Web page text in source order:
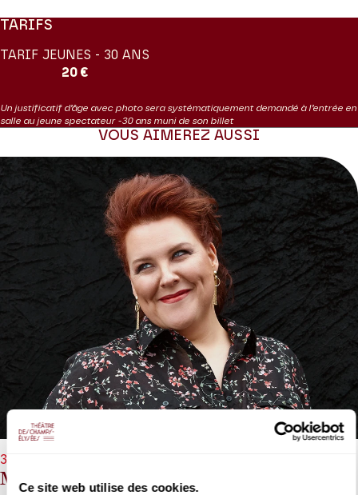
Ce site web utilise des cookies.
nouveau manteau vocal et orchestral. Les versions de Gluck
temps de nombreuses adaptations et corrections. À la fin des
années 1850, on confie à Berlioz la tâche de reprendre l’ouvrage
réputée pour son ambitus, passant aisément de contralto à
soprano. Berlioz conserve la partition française mais transpose la
harmonise les tonalités notamment pour les adapter aux
instruments de son époque.
C’est donc cette version XIXe siècle que nous proposent
Speranza Scappucci et Les Siècles, ensemble spécialisé dans
l’interprétation historiquement informée et rompu au répertoire
berlozien. Pour mettre en scène cette allégorie de la musique et
de la poésie, l’américain Ted Huffman, récemment nommé
directeur du Festival d’Aix-en-Provence, qui par son sens de
l’épure saura sonder au plus profond ce drame de l’intime. Et qui
mieux qu’une artiste de la « trempe » de Marie-Nicole Lemieux
pour porter haut ce mythe opératique, avec à ses côtés la jeune
Lauranne Oliva, déjà courtisée par toutes les grandes scènes
européennes.
Coproduction Théâtre des Champs-Élysées | Dutch National
En partenariat avec france.tv et Le Figaro
TARIFS
TARIF JEUNES - 30 ANS
20 €
Un justificatif d’âge avec photo sera systématiquement demandé à l’entrée en
salle au jeune spectateur -30 ans muni de son billet
VOUS AIMEREZ AUSSI
Médée
30/09/2026 - 19h30